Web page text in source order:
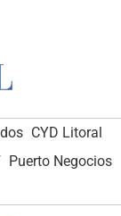
CYD Litoral
Puerto Negocios